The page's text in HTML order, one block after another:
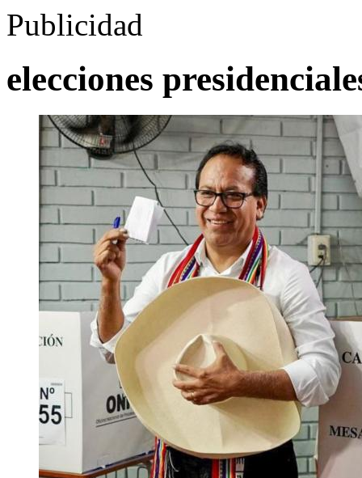
Publicidad
elecciones